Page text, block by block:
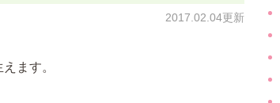
2017.02.04更新
ます。